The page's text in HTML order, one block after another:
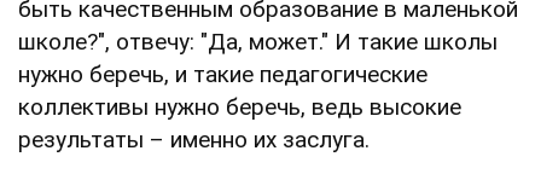
быть качественным образование в маленькой
школе?", отвечу: "Да, может." И такие школы
нужно беречь, и такие педагогические
коллективы нужно беречь, ведь высокие
результаты – именно их заслуга.